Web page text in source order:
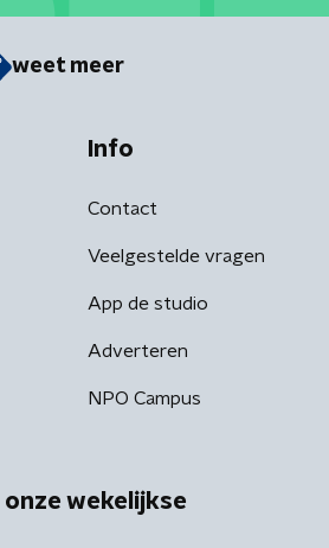
weet meer
Info
Contact
Veelgestelde vragen
App de studio
Adverteren
NPO Campus
wekelijkse